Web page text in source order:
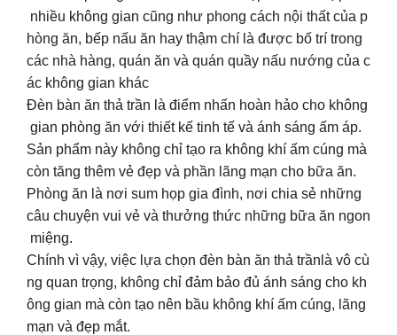
nhiều không gian cũng như phong cách nội thất của p
hòng ăn, bếp nấu ăn hay thậm chí là được bố trí trong
các nhà hàng, quán ăn và quán quầy nấu nướng của c
ác không gian khác
Đèn bàn ăn thả trần là điểm nhấn hoàn hảo cho không
gian phòng ăn với thiết kế tinh tế và ánh sáng ấm áp.
Sản phẩm này không chỉ tạo ra không khí ấm cúng mà
còn tăng thêm vẻ đẹp và phần lãng mạn cho bữa ăn.
Phòng ăn là nơi sum họp gia đình, nơi chia sẻ những
câu chuyện vui vẻ và thưởng thức những bữa ăn ngon
miệng.
Chính vì vậy, việc lựa chọn đèn bàn ăn thả trầnlà vô cù
ng quan trọng, không chỉ đảm bảo đủ ánh sáng cho kh
ông gian mà còn tạo nên bầu không khí ấm cúng, lãng
mạn và đẹp mắt.